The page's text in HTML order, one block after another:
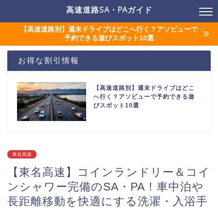
高速道路SA・PAガイド
【高速道路別】週末ドライブはどこへ行く？アソビューで
予約できる遊びスポット10選
お得な割引情報
【高速道路別】週末ドライブはどこ
へ行く？アソビューで予約できる遊
びスポット10選
東名高速
【東名高速】コインランドリー＆コイ
ンシャワー完備のSA・PA！車中泊や
長距離移動を快適にする洗濯・入浴手